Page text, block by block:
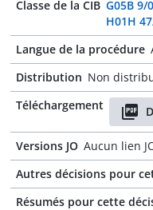
Classe de la CIB G05B 9/
H01H
Langue de la procédure
Distribution Non
Téléchargement
Versions JO Aucun lien
Autres décisions pour
Résumés pour cette